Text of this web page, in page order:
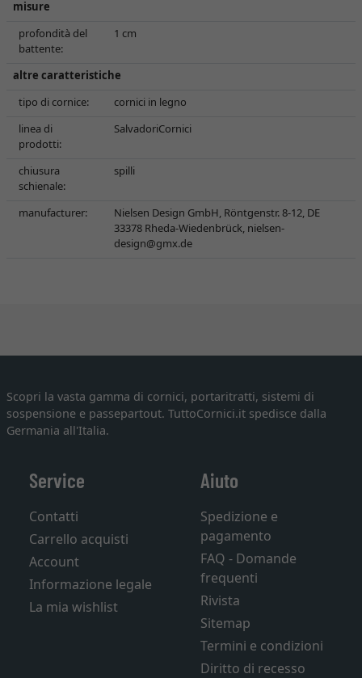
misure
profondità del
battente:
1 cm
altre caratteristiche
tipo di cornice:
cornici in legno
linea di
prodotti:
SalvadoriCornici
chiusura
schienale:
spilli
manufacturer:
Nielsen Design GmbH, Röntgenstr. 8-12, DE
33378 Rheda-Wiedenbrück, nielsen-
design@gmx.de
Scopri la vasta gamma di cornici, portaritratti, sistemi di
sospensione e passepartout. TuttoCornici.it spedisce dalla
Germania all'Italia.
Service
Contatti
Carrello acquisti
Account
Informazione legale
La mia wishlist
Aiuto
Spedizione e
pagamento
FAQ - Domande
frequenti
Rivista
Sitemap
Termini e condizioni
Diritto di recesso